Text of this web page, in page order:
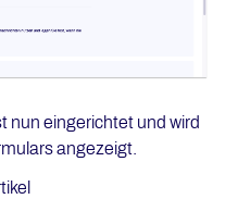
nun eingerichtet und wird
angezeigt.